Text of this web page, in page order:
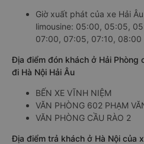
Giờ xuất phát của xe Hải
limousine: 05:00, 05:05,
07:00, 07:05, 07:10, 08:00
Địa điểm đón khách ở Hải Phòng
đi Hà Nội Hải Âu
BẾN XE VĨNH NIỆM
VĂN PHÒNG 602 PHẠM
VĂN PHÒNG CẦU RÀO 2
Địa điểm trả khách ở Hà Nội của